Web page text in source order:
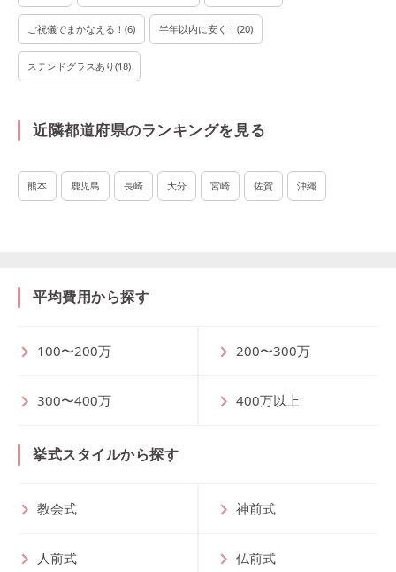
ご祝儀でまかなえる！ (6) 半年以内に安く！ (20)
ステンドグラスあり(18)
近隣都道府県のランキングを見る
熊本 鹿児島 長崎 大分 宮崎 佐賀 沖縄
平均費用から探す
100〜200万 200〜300万
300〜400万 400万以上
挙式スタイルから探す
教会式 神前式
人前式 仏前式